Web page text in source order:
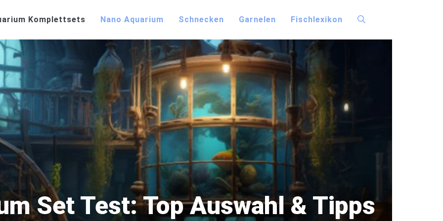
Komplettsets Nano Aquarium Schnecken Garnelen Fischlexikon
Set Test: Top Auswahl & Tipps